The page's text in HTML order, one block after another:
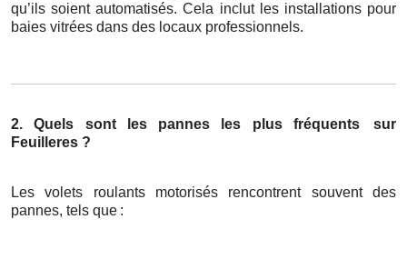
qu’ils soient automatisés. Cela inclut les installations pour
baies vitrées dans des locaux professionnels.
2. Quels sont les pannes les plus fréquents
sur
Feuilleres ?
Les volets roulants motorisés rencontrent souvent des
pannes, tels que :